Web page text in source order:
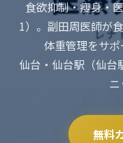
食欲抑制・痩身・
1）。副田周医師が
体重管理をサポ
仙台・仙台駅（仙台
ニ
無料